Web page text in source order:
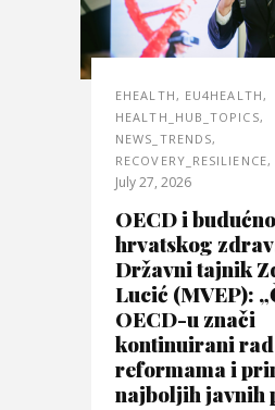
EHEALTH, EU4HEALTH,
HEALTH_HUB_TOPICS,
NEWS_TRENDS,
RECOVERY_RESILIENCE,
July 27, 2026
OECD i
hrvatskog
Državni tajnik
Lucić (MVEP):
OECD-u znači
kontinuirani
reformama i
najboljih javnih